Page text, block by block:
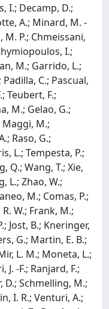
I.; Decamp, D.;
A.; Minard, M. -
M. P.; Chmeissani,
I.;
M.; Garrido, L.;
C.; Pascual,
Teubert, F.;
M.; Gelao, G.;
Maggi, M.;
Raso, G.;
L.; Tempesta, P.;
Q.; Wang, T.; Xie,
L.; Zhao, W.;
M.; Comas, P.;
W.; Frank, M.;
Jost, B.; Kneringer,
G.; Martin, E. B.;
L. M.; Moneta, L.;
J. -F.; Ranjard, F.;
D.; Schmelling, M.;
I. R.; Venturi, A.;